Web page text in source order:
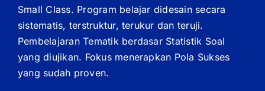
Small Class. Program belajar didesain secara
sistematis, terstruktur, terukur dan teruji.
Pembelajaran Tematik berdasar Statistik Soal
yang diujikan. Fokus menerapkan Pola Sukses
yang sudah proven.